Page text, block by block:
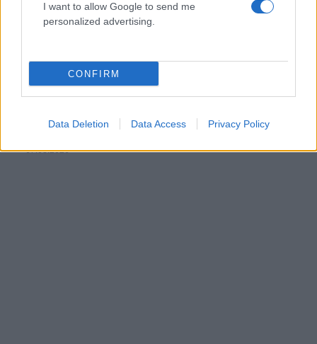
I want to allow Google to send me
personalized advertising.
CONFIRM
Data Deletion Data Access Privacy Policy
Ιωάννα Τούνη: Δημοσίευσε πρώτη φορά κοινή
τις διακοπές τους στην Ίμπιζα
07.08.2026